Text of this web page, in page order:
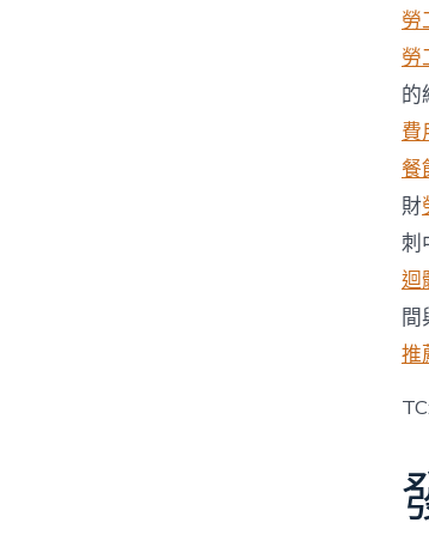
勞
勞
的
費
餐
財
刺
迴
間
推